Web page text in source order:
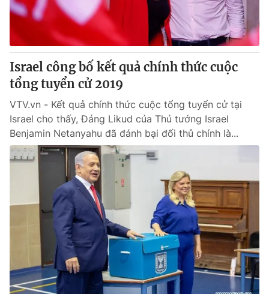
Israel công bố kết quả chính thức cuộc
tổng tuyển cử 2019
VTV.vn - Kết quả chính thức cuộc tổng tuyển cử tại
Israel cho thấy, Đảng Likud của Thủ tướng Israel
Benjamin Netanyahu đã đánh bại đối thủ chính là...